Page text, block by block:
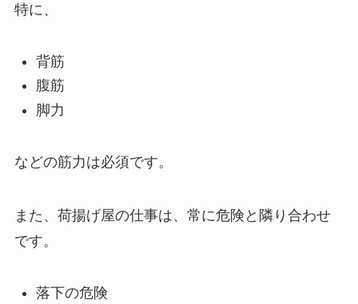
特に、
背筋
腹筋
脚力
などの筋力は必須です。
また、荷揚げ屋の仕事は、常に危険と隣り合わせ
です。
落下の危険